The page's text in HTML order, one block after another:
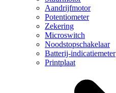
Aandrijfmotor
Potentiometer
Zekering
Microswitch
Noodstopschakelaar
Batterij-indicatiemeter
Printplaat